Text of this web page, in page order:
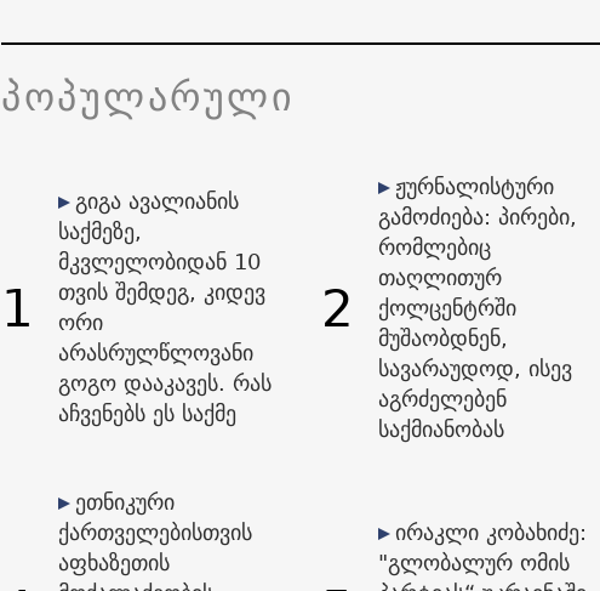
პოპულარული
1
გიგა ავალიანის
საქმეზე,
მკვლელობიდან 10
თვის შემდეგ, კიდევ
ორი
არასრულწლოვანი
გოგო დააკავეს. რას
აჩვენებს ეს საქმე
2
ჟურნალისტური
გამოძიება: პირები,
რომლებიც
თაღლითურ
ქოლცენტრში
მუშაობდნენ,
სავარაუდოდ, ისევ
აგრძელებენ
საქმიანობას
ეთნიკური
ქართველებისთვის
აფხაზეთის
ირაკლი კობახიძე:
"გლობალურ ომის